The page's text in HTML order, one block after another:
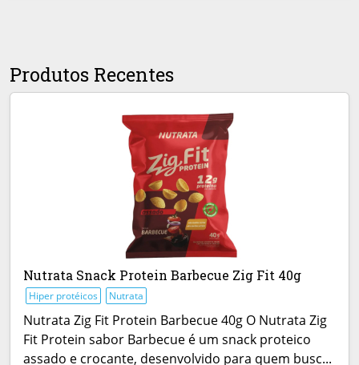
Produtos Recentes
Nutrata Snack Protein Barbecue Zig Fit 40g
Hiper protéicos Nutrata
Nutrata Zig Fit Protein Barbecue 40g O Nutrata Zig
Fit Protein sabor Barbecue é um snack proteico
assado e crocante, desenvolvido para quem busc...